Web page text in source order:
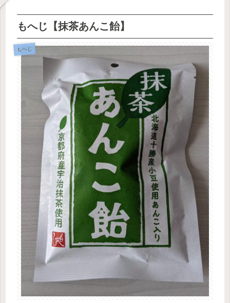
もへじ【抹茶あんこ飴】
もへじ